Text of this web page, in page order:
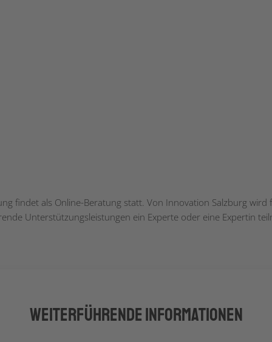
findet als Online-Beratung statt. Von Innovation Salzburg wird
Unterstützungsleistungen ein Experte oder eine Expertin
Weiterführende Informationen